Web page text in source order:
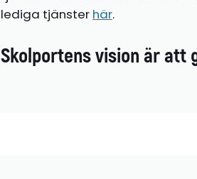
lediga tjänster här.
Skolportens vision är att